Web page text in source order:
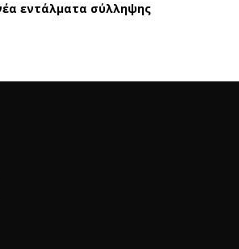
εντάλματα σύλληψης